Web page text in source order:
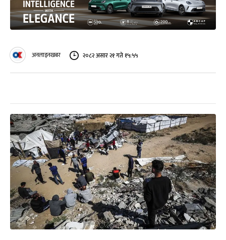
अनलाइनखबर २०८२ असार २१ गते १५:५५